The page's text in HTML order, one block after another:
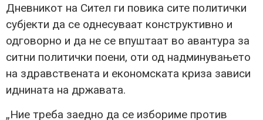
Дневникот на Сител ги повика сите политички
субјекти да се однесуваат конструктивно и
одговорно и да не се впуштаат во авантура за
ситни политички поени, оти од надминувањето
на здравствената и економската криза зависи
иднината на државата.
„Ние треба заедно да се избориме против